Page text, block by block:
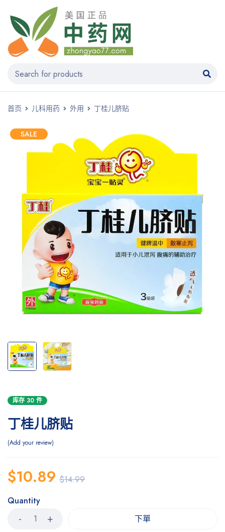
首页 儿科用药 外用 丁桂儿脐贴
SALE
库存 30 件
丁桂儿脐贴
Add your review
$14.99
$10.89
Quantity
下單